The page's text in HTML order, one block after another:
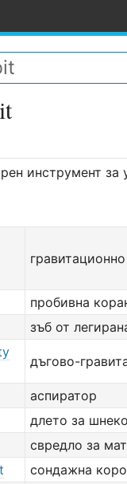
инструмент за
пробивна
зъб от
дъгово-
аспиратор
длето за
свредло за
сондажна